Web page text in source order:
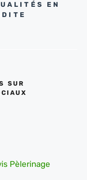
EN
SUR
Pèlerinage